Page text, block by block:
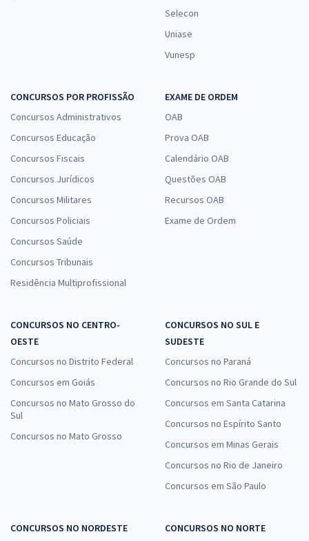
Selecon
Uniase
Vunesp
CONCURSOS POR PROFISSÃO
Concursos Administrativos
Concursos Educação
Concursos Fiscais
Concursos Jurídicos
Concursos Militares
Concursos Policiais
Concursos Saúde
Concursos Tribunais
Residência Multiprofissional
EXAME DE ORDEM
OAB
Prova OAB
Calendário OAB
Questões OAB
Recursos OAB
Exame de Ordem
CONCURSOS NO CENTRO-
OESTE
Concursos no Distrito Federal
Concursos em Goiás
Concursos no Mato Grosso do
Sul
Concursos no Mato Grosso
CONCURSOS NO SUL E
SUDESTE
Concursos no Paraná
Concursos no Rio Grande do Sul
Concursos em Santa Catarina
Concursos no Espírito Santo
Concursos em Minas Gerais
Concursos no Rio de Janeiro
Concursos em São Paulo
CONCURSOS NO NORDESTE
CONCURSOS NO NORTE